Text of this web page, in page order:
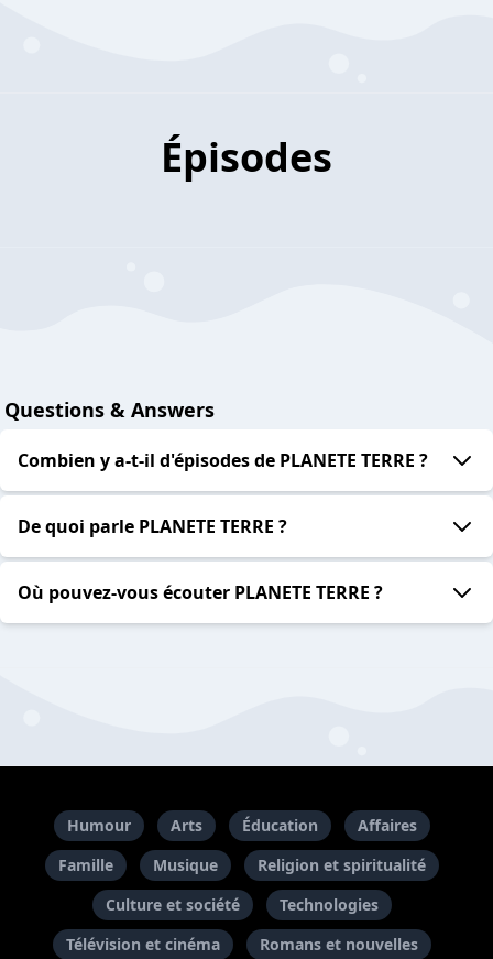
Épisodes
Questions & Answers
Combien y a-t-il d'épisodes de PLANETE TERRE ?
De quoi parle PLANETE TERRE ?
Où pouvez-vous écouter PLANETE TERRE ?
Humour Arts Éducation
Affaires
Famille
Musique
Religion et spiritualité
Culture et société
Technologies
Télévision et cinéma
Romans et nouvelles